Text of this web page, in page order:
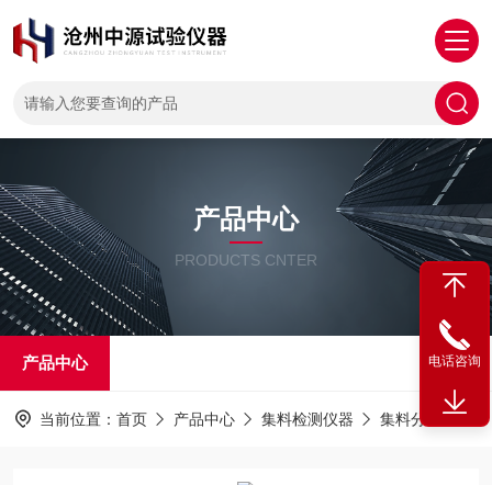
产品中心
PRODUCTS CNTER
产品中心
当前位置： 首页 产品中心 集料检测仪器 集料分样器
电话咨询